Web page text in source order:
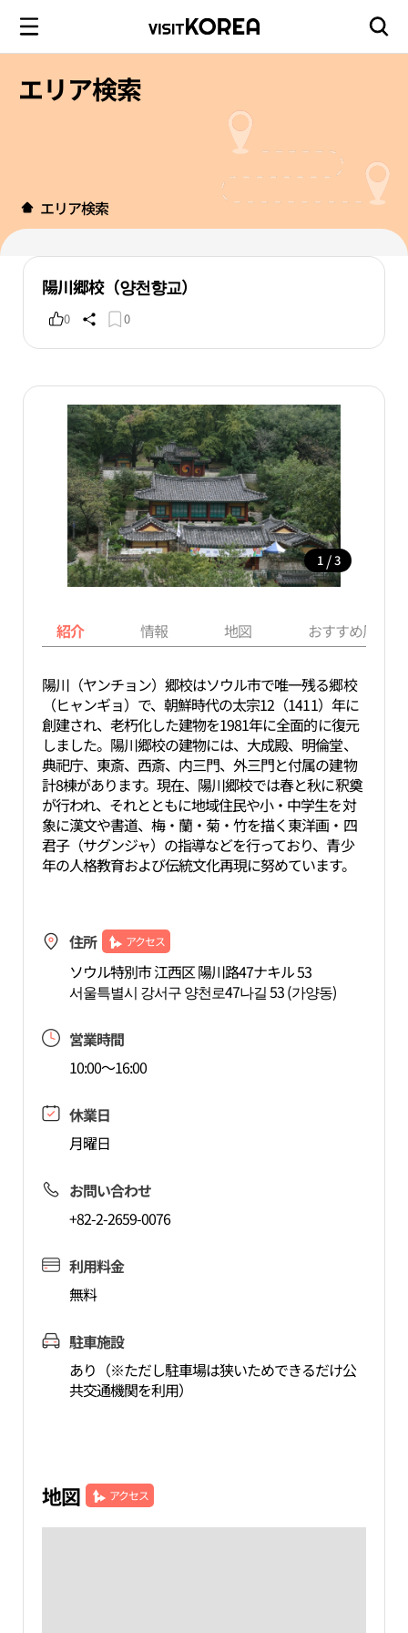
エリア検索
エリア検索
陽川郷校（양천향교）
0 0
1 / 3
紹介 情報 地図 おすすめ周辺
陽川（ヤンチョン）郷校はソウル市で唯一残る郷校
（ヒャンギョ）で、朝鮮時代の太宗12（1411）年に
創建され、老朽化した建物を1981年に全面的に復元
しました。陽川郷校の建物には、大成殿、明倫堂、
典祀庁、東斎、西斎、内三門、外三門と付属の建物
計8棟があります。現在、陽川郷校では春と秋に釈奠
が行われ、それとともに地域住民や小・中学生を対
象に漢文や書道、梅・蘭・菊・竹を描く東洋画・四
君子（サグンジャ）の指導などを行っており、青少
年の人格教育および伝統文化再現に努めています。
住所 アクセス
ソウル特別市 江西区 陽川路47ナキル 53
서울특별시 강서구 양천로47나길 53 (가양동)
営業時間
10:00～16:00
休業日
月曜日
お問い合わせ
+82-2-2659-0076
利用料金
無料
駐車施設
あり（※ただし駐車場は狭いためできるだけ公
共交通機関を利用）
地図 アクセス